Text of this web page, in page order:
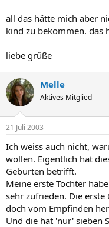
all das hätte mich aber
kind zu bekommen. das
liebe grüße
Melle
Aktives Mitglied
21 Juli 2003
Ich weiss auch nicht,
wollen. Eigentlich hat
Geburten betrifft.
Meine erste Tochter
sehr zufrieden. Die
doch vom Empfinden
Und die hat 'nur' sieben